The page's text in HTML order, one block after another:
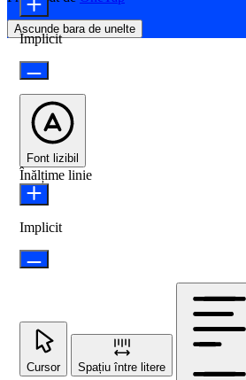
Ascunde bara de unelte
Implicit
Font lizibil
Înălțime linie
Implicit
Cursor Spațiu între litere